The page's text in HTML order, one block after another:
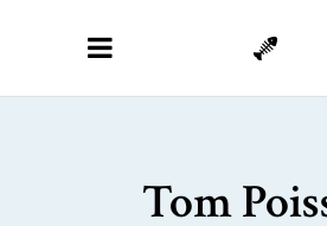
Tom